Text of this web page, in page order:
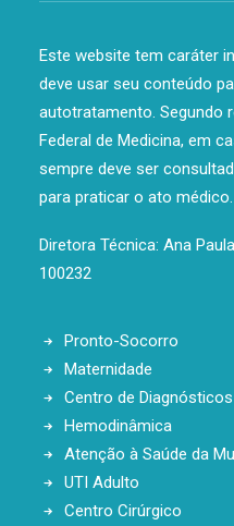
Este website tem caráter
deve usar seu conteúdo
autotratamento. Segundo
Federal de Medicina, em
sempre deve ser
para praticar o ato médico.
Diretora Técnica: Ana
100232
Pronto-Socorro
Maternidade
Centro de Diagnósticos
Hemodinâmica
Atenção à Saúde da
UTI Adulto
Centro Cirúrgico